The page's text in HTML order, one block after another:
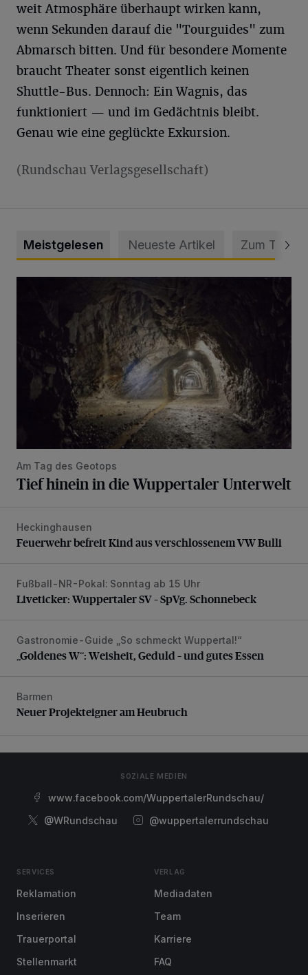
weit Atmosphäre überhaupt wirken kann,
wenn Sekunden darauf die "Tourguides" zum
Abmarsch bitten. Und für besondere Momente
braucht Theater sonst eigentlich keinen
Shuttle-Bus. Dennoch: Ein Wagnis, das
funktioniert — und im Gedächtnis bleibt.
Genau wie eine geglückte Exkursion.
(Rundschau Verlagsgesellschaft)
Meistgelesen Neueste Artikel Zum Thema
Am Tag des Geotops
Tief hinein in die Wuppertaler Unterwelt
Feuerwehr befreit Kind aus verschlossenem VW Bulli
Heckinghausen
Feuerwehr befreit Kind aus verschlossenem VW Bulli
Liveticker: Wuppertaler SV – SpVg. Schonnebeck
Fußball-NR-Pokal: Sonntag ab 15 Uhr
Liveticker: Wuppertaler SV – SpVg. Schonnebeck
„Goldenes W“: Weisheit, Geduld – und gutes Essen
Gastronomie-Guide „So schmeckt Wuppertal!“
„Goldenes W“: Weisheit, Geduld – und gutes Essen
Neuer Projekteigner am Heubruch
Barmen
Neuer Projekteigner am Heubruch
SOZIALE MEDIEN
www.facebook.com/WuppertalerRundschau/
@WRundschau
@wuppertalerrundschau
SERVICES
Reklamation
Inserieren
Trauerportal
Stellenmarkt
VERLAG
Mediadaten
Team
Karriere
FAQ